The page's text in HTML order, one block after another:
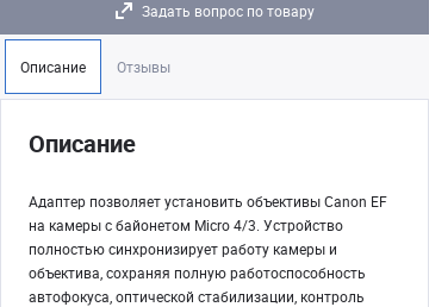
Задать вопрос по товару
Описание Отзывы
Описание
Адаптер позволяет установить объективы Canon EF
на камеры с байонетом Micro 4/3. Устройство
полностью синхронизирует работу камеры и
объектива, сохраняя полную работоспособность
автофокуса, оптической стабилизации, контроль